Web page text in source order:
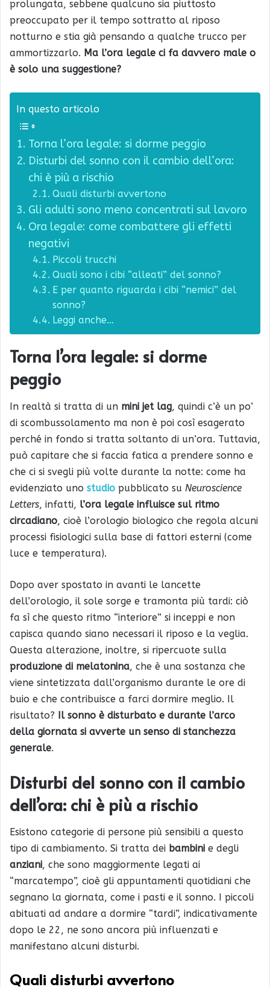
prolungata, sebbene qualcuno sia piuttosto
preoccupato per il tempo sottratto al riposo
notturno e stia già pensando a qualche trucco per
ammortizzarlo. Ma l’ora legale ci fa davvero male o
è solo una suggestione?
In questo articolo
Torna l’ora legale: si dorme peggio
Disturbi del sonno con il cambio dell’ora:
chi è più a rischio
Quali disturbi avvertono
Gli adulti sono meno concentrati sul lavoro
Ora legale: come combattere gli effetti
negativi
Piccoli trucchi
Quali sono i cibi “alleati” del sonno?
E per quanto riguarda i cibi “nemici” del
sonno?
Leggi anche…
Torna l’ora legale: si dorme
peggio
In realtà si tratta di un mini jet lag, quindi c’è un po’
di scombussolamento ma non è poi così esagerato
perché in fondo si tratta soltanto di un’ora. Tuttavia,
può capitare che si faccia fatica a prendere sonno e
che ci si svegli più volte durante la notte: come ha
evidenziato uno studio pubblicato su Neuroscience
Letters, infatti, l’ora legale influisce sul ritmo
circadiano, cioè l’orologio biologico che regola alcuni
processi fisiologici sulla base di fattori esterni (come
luce e temperatura).
Dopo aver spostato in avanti le lancette
dell’orologio, il sole sorge e tramonta più tardi: ciò
fa sì che questo ritmo “interiore” si inceppi e non
capisca quando siano necessari il riposo e la veglia.
Questa alterazione, inoltre, si ripercuote sulla
produzione di melatonina, che è una sostanza che
viene sintetizzata dall’organismo durante le ore di
buio e che contribuisce a farci dormire meglio. Il
risultato? Il sonno è disturbato e durante l’arco
della giornata si avverte un senso di stanchezza
generale.
Disturbi del sonno con il cambio
dell’ora: chi è più a rischio
Esistono categorie di persone più sensibili a questo
tipo di cambiamento. Si tratta dei bambini e degli
anziani, che sono maggiormente legati ai
“marcatempo”, cioè gli appuntamenti quotidiani che
segnano la giornata, come i pasti e il sonno. I piccoli
abituati ad andare a dormire “tardi”, indicativamente
dopo le 22, ne sono ancora più influenzati e
manifestano alcuni disturbi.
Quali disturbi avvertono